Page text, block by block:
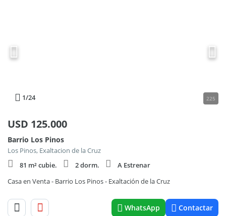
1/24 225
USD 125.000
Barrio Los Pinos
Los Pinos, Exaltacion de la Cruz
81 m² cubie.
2 dorm.
A Estrenar
Casa en Venta - Barrio Los Pinos - Exaltación de la Cruz
WhatsApp Contactar